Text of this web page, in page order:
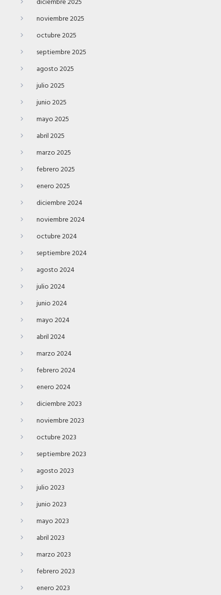
noviembre 2025
octubre 2025
septiembre 2025
agosto 2025
julio 2025
junio 2025
mayo 2025
abril 2025
marzo 2025
febrero 2025
enero 2025
diciembre 2024
noviembre 2024
octubre 2024
septiembre 2024
agosto 2024
julio 2024
junio 2024
mayo 2024
abril 2024
marzo 2024
febrero 2024
enero 2024
diciembre 2023
noviembre 2023
octubre 2023
septiembre 2023
agosto 2023
julio 2023
junio 2023
mayo 2023
abril 2023
marzo 2023
febrero 2023
enero 2023